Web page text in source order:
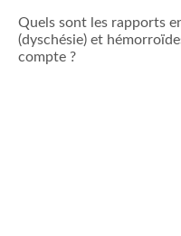
Quels sont les rapports
(dyschésie) et
compte ?